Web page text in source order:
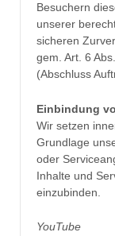
Besuchern
unserer
sicheren
gem. Art. 6
(Abschluss
Einbindung
Wir setzen
Grundlage
oder
Inhalte und
einzubinden.
YouTube